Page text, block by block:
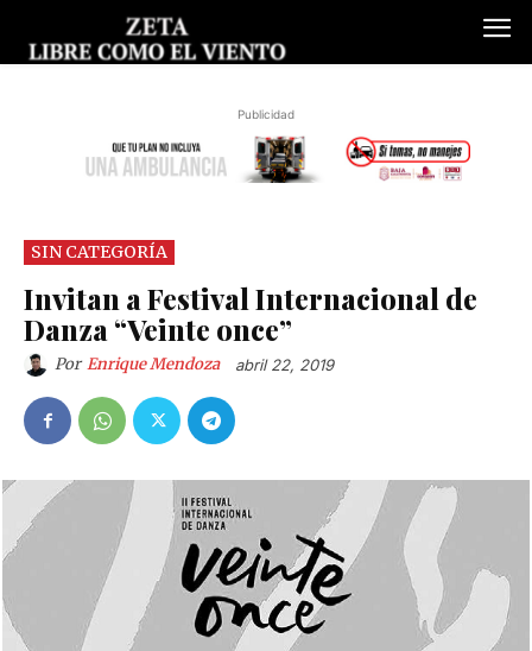
Publicidad
SIN CATEGORÍA
Invitan a Festival Internacional de
Danza “Veinte once”
Por Enrique Mendoza abril 22, 2019